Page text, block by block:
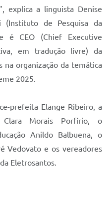
explica a linguista Denise
de Pesquisa da
é CEO (Chief Executive
em tradução livre) da
na organização da temática
2025.
prefeita Elange Ribeiro, a
Clara Morais Porfírio, o
Anildo Balbuena, o
Vedovato e os vereadores
Eletrosantos.